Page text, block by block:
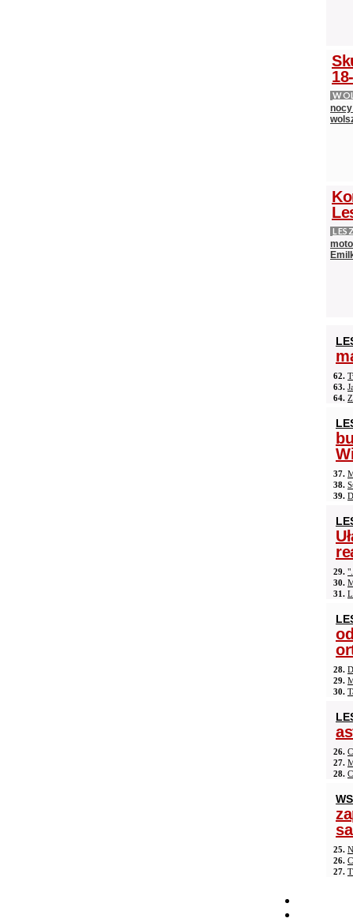
62.
63.
64.
37.
38.
39.
29.
30.
31.
28.
29.
30.
26.
27.
28.
25.
26.
27.